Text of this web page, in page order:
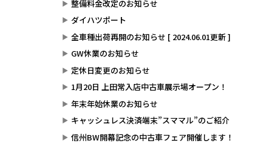
整備料金改定のお知らせ
ダイハツポート
全車種出荷再開のお知らせ [ 2024.06.01更新 ]
GW休業のお知らせ
定休日変更のお知らせ
1月20日 上田常入店中古車展示場オープン！
年末年始休業のお知らせ
キャッシュレス決済端末”スママル”のご紹介
信州BW開幕記念の中古車フェア開催します！